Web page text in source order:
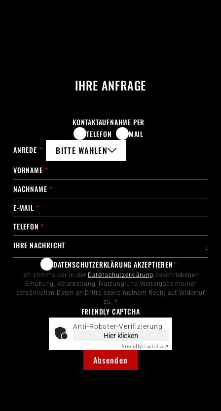
IHRE ANFRAGE
KONTAKTAUFNAHME PER
TELEFON
MAIL
ANREDE * BITTE WÄHLEN
VORNAME*
NACHNAME*
E-MAIL *
TELEFON*
IHRE NACHRICHT
DATENSCHUTZERKLÄRUNG AKZEPTIEREN*
Ich stimme der in der Datenschutzerklärung beschriebenen
Erhebung, Verarbeitung, Nutzung und Weitergabe meiner
persönlichen Daten an Dritte sowie meinem Recht auf Widerruf
zu. *
FRIENDLY CAPTCHA
Anti-Roboter-Verifizierung
Hier klicken
FriendlyCaptcha ⇗
Absenden